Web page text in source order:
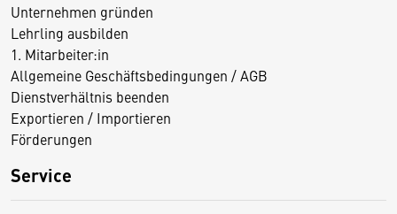
Unternehmen gründen
Lehrling ausbilden
1. Mitarbeiter:in
Allgemeine Geschäftsbedingungen / AGB
Dienstverhältnis beenden
Exportieren / Importieren
Förderungen
Service